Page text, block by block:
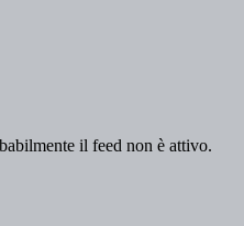
il feed non è attivo.